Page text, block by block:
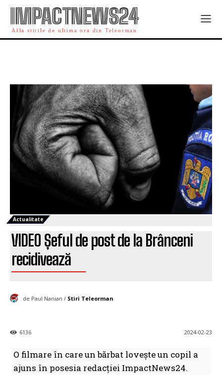
IMPACTNEWS24
Afla stirile de ultima ora din Teleorman
Actualitate
VIDEO Șeful de post de la Brânceni
recidivează
de Paul Nanian / Stiri Teleorman
2024-02-23
6136
O filmare în care un bărbat lovește un copil a
ajuns în posesia redacției ImpactNews24.